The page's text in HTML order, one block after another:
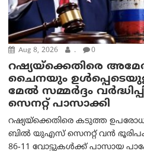
Aug 8, 2026 . 0
റഷ്യയ്‌ക്കെതിരെ
ചൈനയും
മേൽ സമ്മർദ്ദം
സെനറ്റ് പാസാക്കി
റഷ്യയ്‌ക്കെതിരെ കടുത്ത
ബിൽ യുഎസ് സെനറ്റ് വൻ
86-11 വോട്ടുകൾക്ക് പാസായ